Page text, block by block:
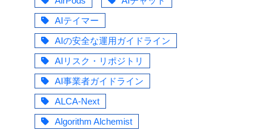
AIテイマー
AIの安全な運用ガイドライン
AIリスク・リポジトリ
AI事業者ガイドライン
ALCA-Next
Algorithm Alchemist